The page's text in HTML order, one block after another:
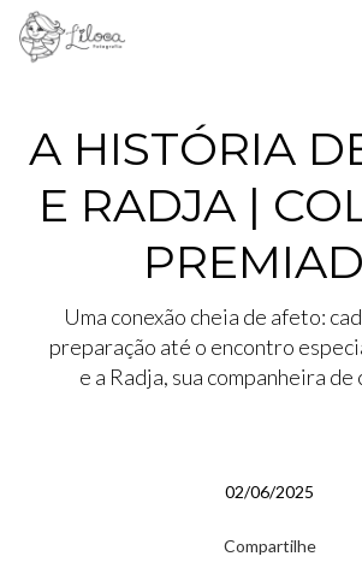
A HISTÓRIA
E RADJA |
Uma conexão cheia de afeto:
preparação até o encontro
e a Radja, sua companheira de
02/06/2025
Compartilhe